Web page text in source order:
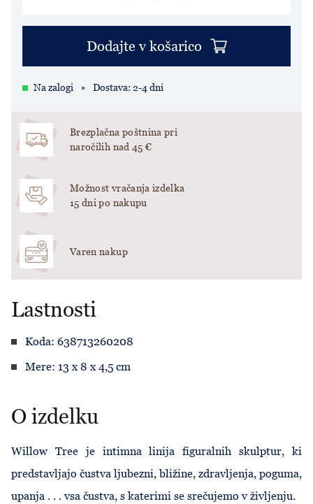
Dodajte v košarico
Na zalogi Dostava: 2-4 dni
Brezplačna poštnina pri
naročilih nad 45 €
Možnost vračanja izdelka
15 dni po nakupu
Varen nakup
Lastnosti
Koda: 638713260208
Mere: 13 x 8 x 4,5 cm
O izdelku
Willow Tree je intimna linija figuralnih skulptur, ki
predstavljajo čustva ljubezni, bližine, zdravljenja, poguma,
upanja . . . vsa čustva, s katerimi se srečujemo v življenju.